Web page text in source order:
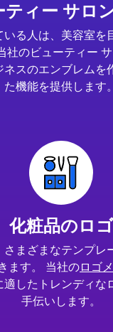
ティー サロ
る人は、美容室を
社のビューティー
ネスのエンブレムを
た機能を提供します。
化粧品のロゴ
まざまなテンプレ
ます。 当社のロゴ
適したトレンディな
手伝いします。